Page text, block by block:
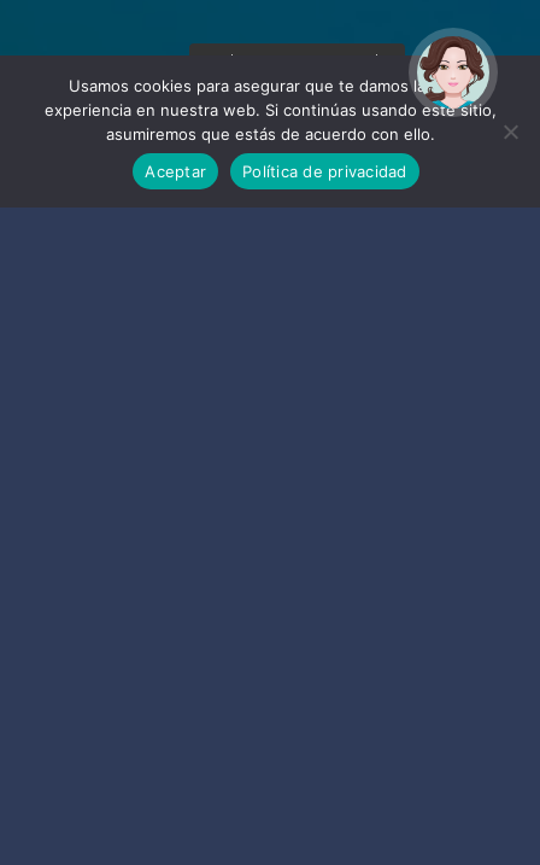
Usamos cookies para asegurar que te damos la mejor
experiencia en nuestra web. Si continúas usando este sitio,
asumiremos que estás de acuerdo con ello.
Aceptar
Política de privacidad
¡Hola! Soy Noy. ¿Puedo
ayudarte?